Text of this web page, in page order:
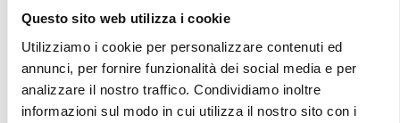
Questo sito web utilizza i cookie
Utilizziamo i cookie per personalizzare contenuti ed
annunci, per fornire funzionalità dei social media e per
analizzare il nostro traffico. Condividiamo inoltre
informazioni sul modo in cui utilizza il nostro sito con i
Vuoi saperne di più?
Scrivici e ti contatteremo al più presto!
Lascia i tuoi contatti